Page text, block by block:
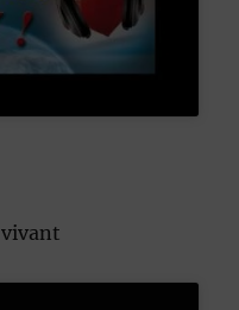
vivant